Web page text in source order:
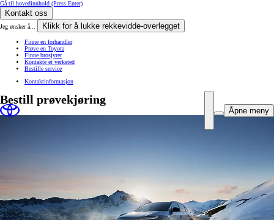
Gå til hovedinnhold (Press Enter)
Kontakt oss
Jeg ønsker å... Klikk for å lukke rekkevidde-overlegget
Finne en forhandler
Prøve en Toyota
Finne brosjyrer
Kontakte et verksted
Bestille service
Kontaktinformasjon
Åpne meny
Bestill prøvekjøring